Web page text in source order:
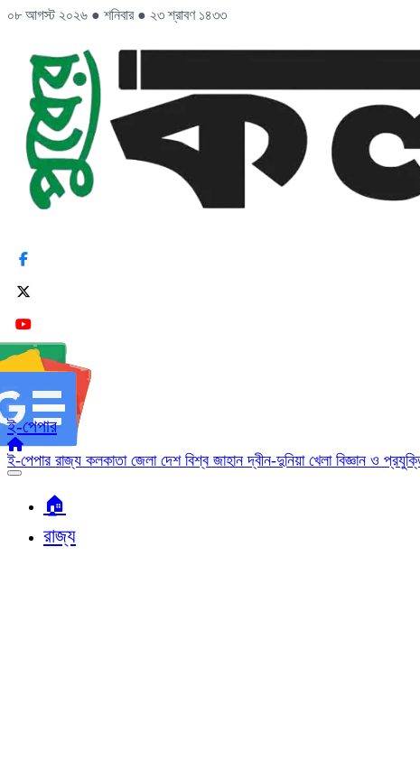
০৮ আগস্ট ২০২৬ ● শনিবার ● ২৩ শ্রাবণ ১৪৩৩
ই-পেপার
ই-পেপার রাজ্য কলকাতা জেলা দেশ বিশ্ব জাহানদ্বীন-দুনিয়া খেলা বিজ্ঞান ও
🏠︎
রাজ্য